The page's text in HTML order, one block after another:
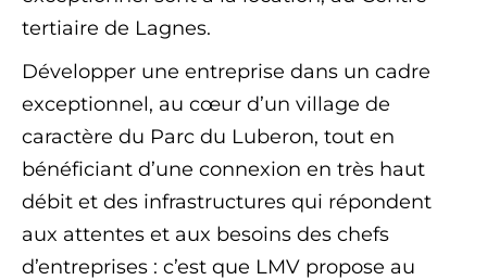
tertiaire de Lagnes.
Développer une entreprise dans un cadre
exceptionnel, au cœur d’un village de
caractère du Parc du Luberon, tout en
bénéficiant d’une connexion en très haut
débit et des infrastructures qui répondent
aux attentes et aux besoins des chefs
d’entreprises : c’est que LMV propose au